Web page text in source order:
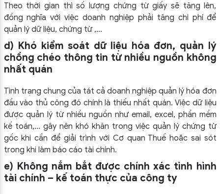
Theo thời gian thì số lượng chứng từ giấy sẽ tăng lên,
đồng nghĩa với việc doanh nghiệp phải tăng chi phí để
quản lý dữ liệu, chứng từ ,…
d) Khó kiểm soát dữ liệu hóa đơn, quản lý
chồng chéo thông tin từ nhiều nguồn không
nhất quán
Tình trạng chung của tát cả doanh nghiệp quản lý hóa đơn
đầu vào thủ công đó chính là thiếu nhất quán. Việc dữ liệu
được quản lý từ nhiều nguồn như email, excel, phần mềm
kế toán,… gây nên khó khăn trong việc quản lý chứng từ
gốc khi cần để giải trình với Cơ quan Thuế hoặc sai sót
trong khi làm báo cáo tài chính.
e) Không nắm bắt được chính xác tình hình
tài chính – kế toán thực của công ty